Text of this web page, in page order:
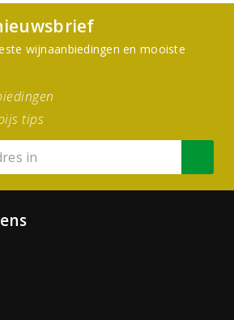
wijnaanbiedingen en mooiste
tips